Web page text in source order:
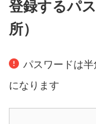
登録するパ
所）
パスワードは
になります